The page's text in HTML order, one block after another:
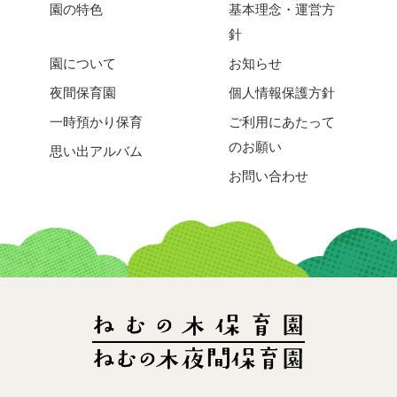
園の特色
基本理念・運営方
針
園について
夜間保育園
一時預かり保育
思い出アルバム
お知らせ
個人情報保護方針
ご利用にあたって
のお願い
お問い合わせ